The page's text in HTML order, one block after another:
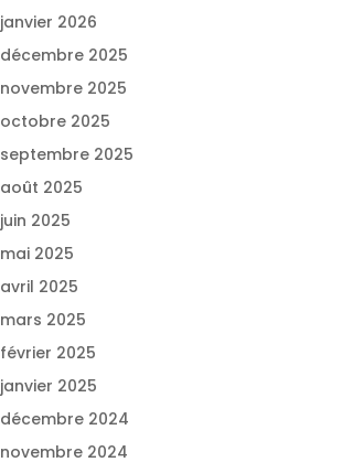
janvier 2026
décembre 2025
novembre 2025
octobre 2025
septembre 2025
août 2025
juin 2025
mai 2025
avril 2025
mars 2025
février 2025
janvier 2025
décembre 2024
novembre 2024